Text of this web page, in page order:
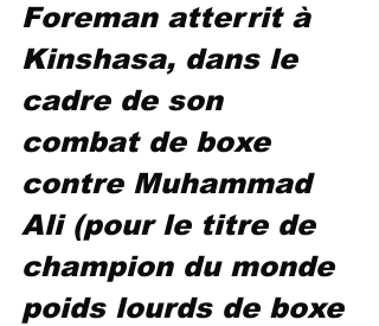
Foreman atterrit à
Kinshasa, dans le
cadre de son
combat de boxe
contre Muhammad
Ali (pour le titre de
champion du monde
poids lourds de boxe